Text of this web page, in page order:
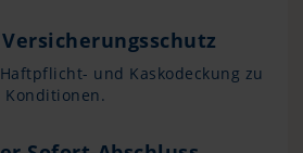
und Kaskodeckung zu
Konditionen.